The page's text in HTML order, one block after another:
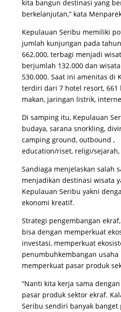
kita bangun destinasi yang
berkelanjutan,” kata
Kepulauan Seribu memiliki
jumlah kunjungan pada
662.000, terbagi menjadi
berjumlah 132.000 dan
530.000. Saat ini amenitas di
terdiri dari 7 hotel resort, 661
makan, jaringan listrik,
Di samping itu, Kepulauan
budaya, sarana snorkling,
camping ground, outbound ,
education/riset, religi/
Sandiaga menjelaskan salah
menjadikan destinasi wisata
Kepulauan Seribu yakni
ekonomi kreatif.
Strategi pengembangan
bisa dengan memperkuat
investasi, memperkuat
penumbuhkembangan usaha
memperkuat pasar produk
“Nanti kita kerja sama
pasar produk sektor ekraf.
Seribu sendiri banyak